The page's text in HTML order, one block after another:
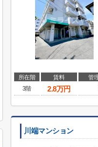
所在階 賃料 管
3階
2.8万円
川端マンション